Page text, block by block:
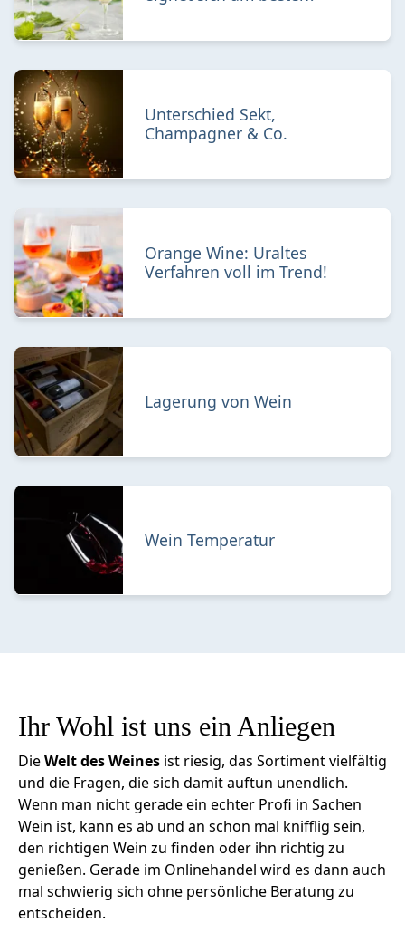
Unterschied Sekt,
Champagner & Co.
Orange Wine: Uraltes
Verfahren voll im Trend!
Lagerung von Wein
Wein Temperatur
Ihr Wohl ist uns ein Anliegen
DieWelt des Weines ist riesig, das Sortiment vielfältig
und die Fragen, die sich damit auftun unendlich.
Wenn man nicht gerade ein echter Profi in Sachen
Wein ist, kann es ab und an schon mal knifflig sein,
den richtigen Wein zu finden oder ihn richtig zu
genießen. Gerade im Onlinehandel wird es dann auch
mal schwierig sich ohne persönliche Beratung zu
entscheiden.